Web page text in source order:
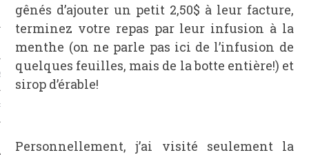
gênés d’ajouter un petit 2,50$ à leur facture,
terminez votre repas par leur infusion à la
menthe (on ne parle pas ici de l’infusion de
quelques feuilles, mais de la botte entière!) et
sirop d’érable!
Personnellement, j’ai visité seulement la